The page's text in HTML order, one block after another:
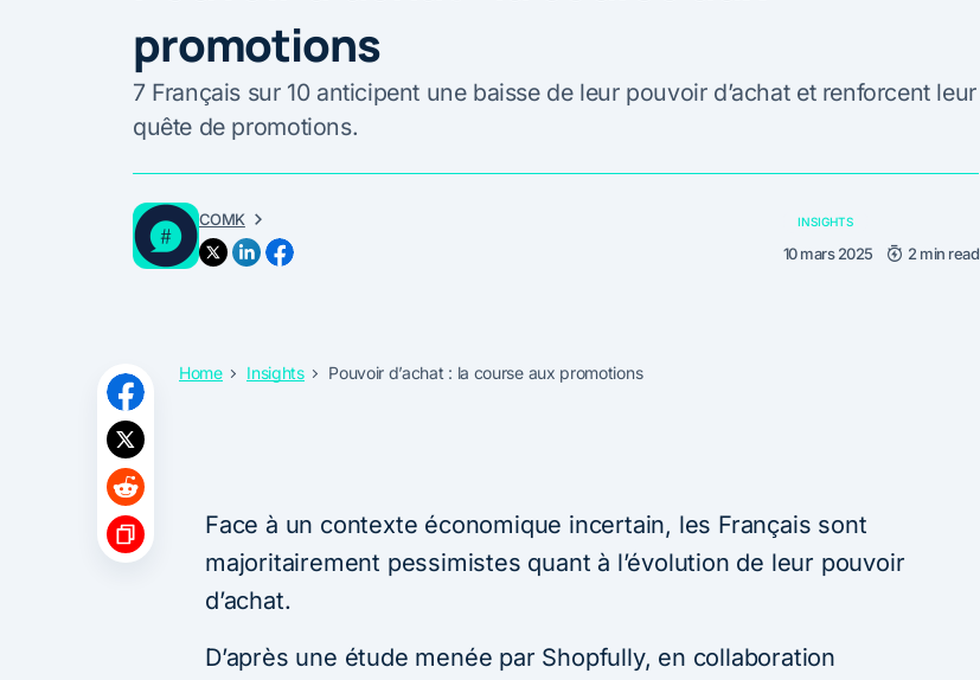
promotions
7 Français sur 10 anticipent une baisse de leur pouvoir d’achat et renforcent leur
quête de promotions.
COMK INSIGHTS
10 mars 2025 2 min read
Home Insights Pouvoir d’achat : la course aux promotions
Face à un contexte économique incertain, les Français sont
majoritairement pessimistes quant à l’évolution de leur pouvoir
d’achat.
D’après une étude menée par Shopfully, en collaboration